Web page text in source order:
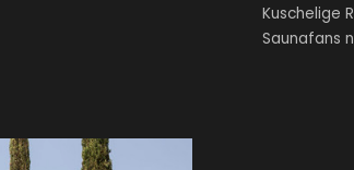
Kuschelige
Saunafans